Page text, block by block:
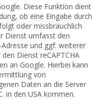
Diese Funktion dient
ob eine Eingabe durch
oder missbräuchlich
Dienst umfasst den
und ggf. weiterer
Dienst reCAPTCHA
an Google. Hierbei kann
von
Daten an die Server
in den USA kommen.